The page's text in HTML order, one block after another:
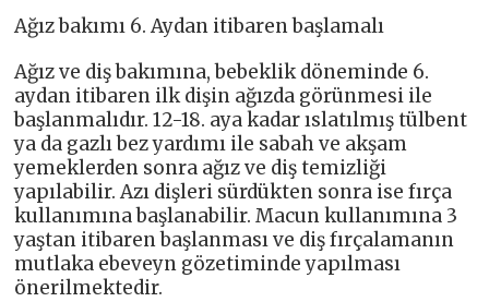
Ağız bakımı 6. Aydan itibaren başlamalı
Ağız ve diş bakımına, bebeklik döneminde 6.
aydan itibaren ilk dişin ağızda görünmesi ile
başlanmalıdır. 12-18. aya kadar ıslatılmış tülbent
ya da gazlı bez yardımı ile sabah ve akşam
yemeklerden sonra ağız ve diş temizliği
yapılabilir. Azı dişleri sürdükten sonra ise fırça
kullanımına başlanabilir. Macun kullanımına 3
yaştan itibaren başlanması ve diş fırçalamanın
mutlaka ebeveyn gözetiminde yapılması
önerilmektedir.